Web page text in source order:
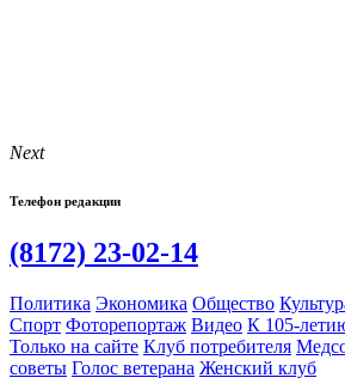
Next
Телефон редакции
(8172) 23-02-14
Политика Экономика Общество
Спорт Фоторепортаж Видео К 105-
Только на сайте Клуб потребителя
советы Голос ветерана Женский клуб